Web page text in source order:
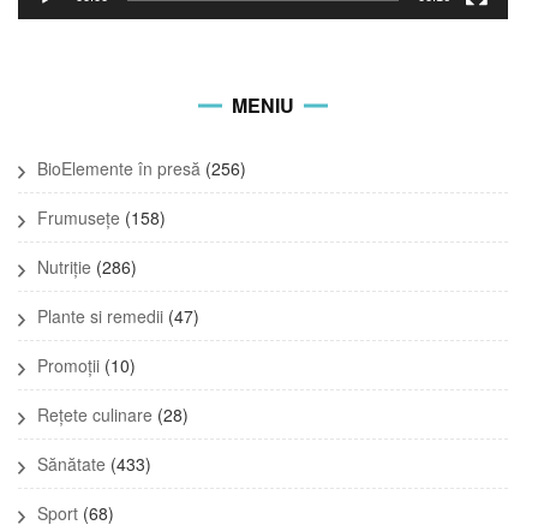
MENIU
BioElemente în presă (256)
Frumusețe (158)
Nutriție (286)
Plante si remedii (47)
Promoții (10)
Rețete culinare (28)
Sănătate (433)
Sport (68)